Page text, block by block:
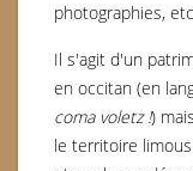
photographies,
Il s'agit d'un
en occitan (en
coma voletz !)
le territoire